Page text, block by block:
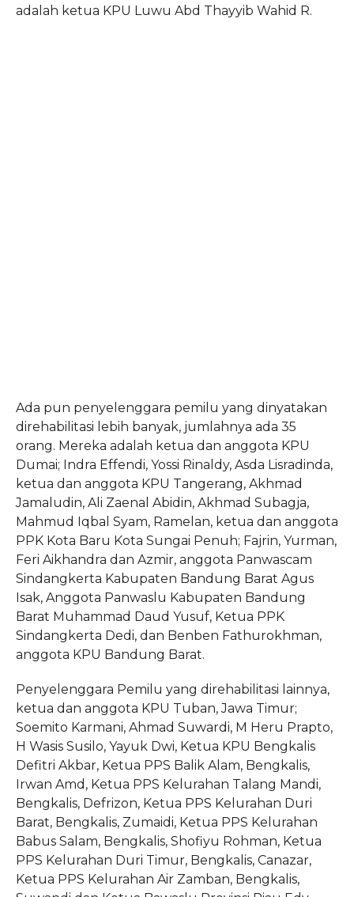
adalah ketua KPU Luwu Abd Thayyib Wahid R.
Ada pun penyelenggara pemilu yang dinyatakan
direhabilitasi lebih banyak, jumlahnya ada 35
orang. Mereka adalah ketua dan anggota KPU
Dumai; Indra Effendi, Yossi Rinaldy, Asda Lisradinda,
ketua dan anggota KPU Tangerang, Akhmad
Jamaludin, Ali Zaenal Abidin, Akhmad Subagja,
Mahmud Iqbal Syam, Ramelan, ketua dan anggota
PPK Kota Baru Kota Sungai Penuh; Fajrin, Yurman,
Feri Aikhandra dan Azmir, anggota Panwascam
Sindangkerta Kabupaten Bandung Barat Agus
Isak, Anggota Panwaslu Kabupaten Bandung
Barat Muhammad Daud Yusuf, Ketua PPK
Sindangkerta Dedi, dan Benben Fathurokhman,
anggota KPU Bandung Barat.
Penyelenggara Pemilu yang direhabilitasi lainnya,
ketua dan anggota KPU Tuban, Jawa Timur;
Soemito Karmani, Ahmad Suwardi, M Heru Prapto,
H Wasis Susilo, Yayuk Dwi, Ketua KPU Bengkalis
Defitri Akbar, Ketua PPS Balik Alam, Bengkalis,
Irwan Amd, Ketua PPS Kelurahan Talang Mandi,
Bengkalis, Defrizon, Ketua PPS Kelurahan Duri
Barat, Bengkalis, Zumaidi, Ketua PPS Kelurahan
Babus Salam, Bengkalis, Shofiyu Rohman, Ketua
PPS Kelurahan Duri Timur, Bengkalis, Canazar,
Ketua PPS Kelurahan Air Zamban, Bengkalis,